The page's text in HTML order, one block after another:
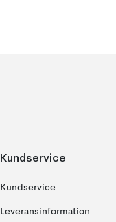
Kundservice
Kundservice
Leveransinformation